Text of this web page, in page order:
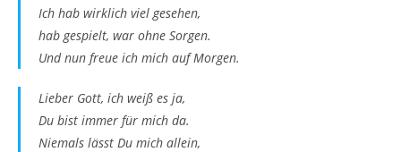
Ich hab wirklich viel gesehen,
hab gespielt, war ohne Sorgen.
Und nun freue ich mich auf Morgen.
Lieber Gott, ich weiß es ja,
Du bist immer für mich da.
Niemals lässt Du mich allein,